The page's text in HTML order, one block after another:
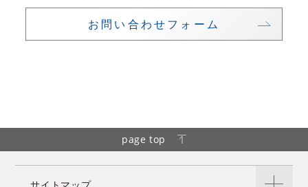
お問い合わせフォーム
page top
サイトマップ